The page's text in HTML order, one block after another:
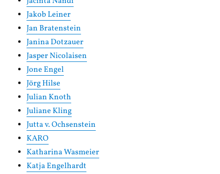
Jakob Leiner
Jan Bratenstein
Janina Dotzauer
Jasper Nicolaisen
Jone Engel
Jörg Hilse
Julian Knoth
Juliane Kling
Jutta v. Ochsenstein
KARO
Katharina Wasmeier
Katja Engelhardt